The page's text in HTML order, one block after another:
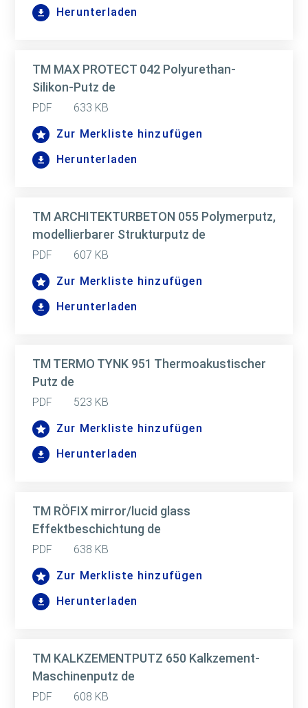
Herunterladen
TM MAX PROTECT 042 Polyurethan-
Silikon-Putz de
PDF
633 KB
Zur Merkliste hinzufügen
Herunterladen
TM ARCHITEKTURBETON 055 Polymerputz,
modellierbarer Strukturputz de
PDF
607 KB
Zur Merkliste hinzufügen
Herunterladen
TM TERMO TYNK 951 Thermoakustischer
Putz de
PDF
523 KB
Zur Merkliste hinzufügen
Herunterladen
TM RÖFIX mirror/lucid glass
Effektbeschichtung de
PDF
638 KB
Zur Merkliste hinzufügen
Herunterladen
TM KALKZEMENTPUTZ 650 Kalkzement-
Maschinenputz de
PDF
608 KB